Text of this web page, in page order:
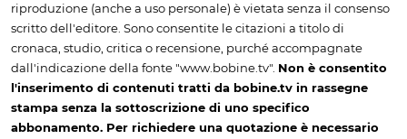
riproduzione (anche a uso personale) è vietata senza il consenso
scritto dell'editore. Sono consentite le citazioni a titolo di
cronaca, studio, critica o recensione, purché accompagnate
dall'indicazione della fonte "www.bobine.tv". Non è consentito
l'inserimento di contenuti tratti da bobine.tv in rassegne
stampa senza la sottoscrizione di uno specifico
abbonamento. Per richiedere una quotazione è necessario